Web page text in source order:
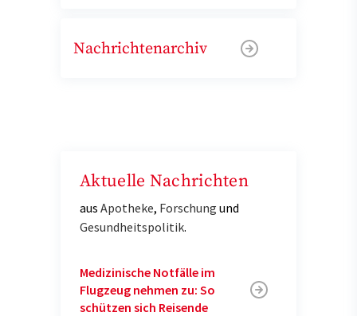
Nachrichtenarchiv
Aktuelle Nachrichten
aus Apotheke, Forschung und
Gesundheitspolitik.
Medizinische Notfälle im
Flugzeug nehmen zu: So
schützen sich Reisende